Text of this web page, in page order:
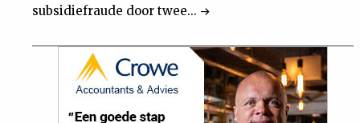
subsidiefraude door twee...